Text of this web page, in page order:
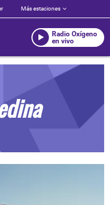
Más estaciones
Radio Oxígeno
en vivo